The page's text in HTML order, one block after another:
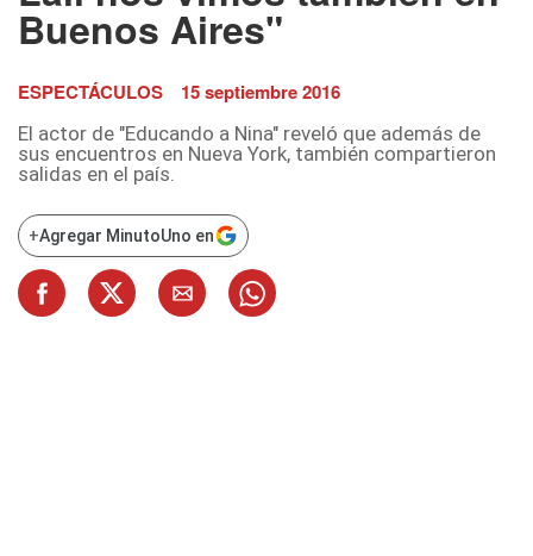
Buenos Aires"
ESPECTÁCULOS 15 septiembre 2016
El actor de "Educando a Nina" reveló que además de
sus encuentros en Nueva York, también compartieron
salidas en el país.
+Agregar MinutoUno en